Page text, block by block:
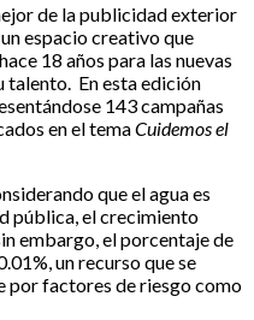
de la publicidad exterior
espacio creativo que
18 años para las nuevas
talento. En esta edición
143 campañas
en el temaCuidemos el
que el agua es
pública, el crecimiento
embargo, el porcentaje de
un recurso que se
por factores de riesgo como